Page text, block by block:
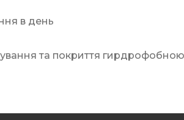
в день
та покриття